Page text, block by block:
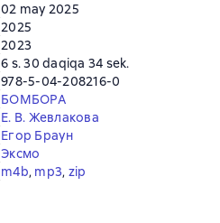
02 may 2025
2025
2023
6 s. 30 daqiqa 34 sek.
978-5-04-208216-0
БОМБОРА
Е. В. Жевлакова
Егор Браун
Эксмо
m4b, mp3, zip